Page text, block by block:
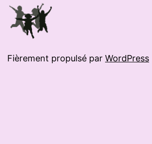
Fièrement propulsé par WordPress